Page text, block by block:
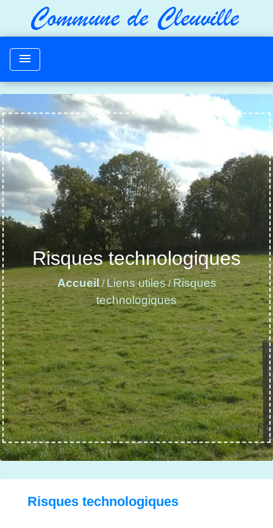
menu
Risques technologiques
Accueil/Liens utiles/Risques
technologiques
Risques technologiques